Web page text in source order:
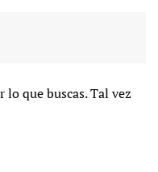
que buscas. Tal vez